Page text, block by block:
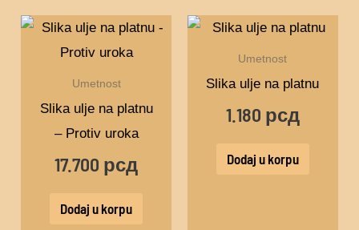
Umetnost
Slika ulje na platnu
– Protiv uroka
17.700 рсд
Dodaj u korpu
Umetnost
Slika ulje na platnu
1.180 рсд
Dodaj u korpu